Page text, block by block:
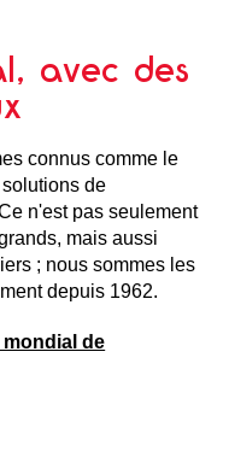
avec des
connus comme le
de
n'est pas seulement
mais aussi
; nous sommes les
depuis 1962.
mondial de